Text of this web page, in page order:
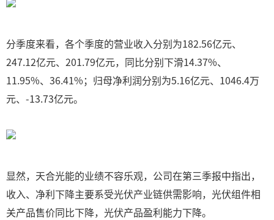
分季度来看，各个季度的营业收入分别为182.56亿元、
247.12亿元、201.79亿元，同比分别下滑14.37%、
11.95%、36.41%；归母净利润分别为5.16亿元、1046.4万
元、-13.73亿元。
显然，天合光能的业绩不容乐观，公司在第三季报中指出，
收入、净利下降主要系受光伏产业链供需影响，光伏组件相
关产品售价同比下降，光伏产品盈利能力下降。